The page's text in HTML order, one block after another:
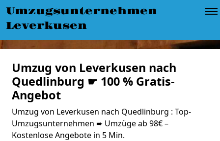
Umzugsunternehmen
Leverkusen
Umzug von Leverkusen nach
Quedlinburg ☛ 100 % Gratis-
Angebot
Umzug von Leverkusen nach Quedlinburg : Top-
Umzugsunternehmen ➨ Umzüge ab 98€ –
Kostenlose Angebote in 5 Min.